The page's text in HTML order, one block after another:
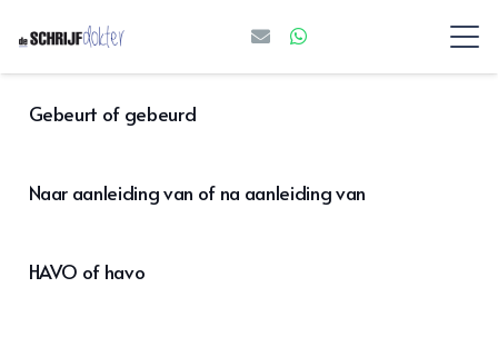
Gebeurt of gebeurd
Naar aanleiding van of na aanleiding van
HAVO of havo